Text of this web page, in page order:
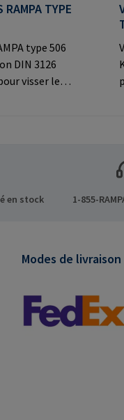
RAMPA TYPE
type 506
DIN 3126
visser les
sur le
GmbH &
Heide 8 21514
en stock 1-855-
Modes de livraison